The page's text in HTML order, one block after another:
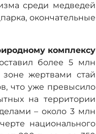
среди медведей
окончательные
комплексу
более 5 млн
жертвами стай
что уже превысило
на территории
– около 3 млн
национального